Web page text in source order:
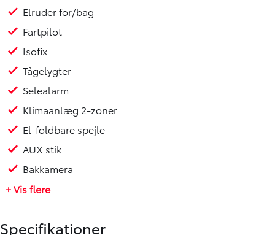
- Touchskærm
- Bluetooth
- LED kørelys
- Nøglefri betjening
- Vejbaneassistent
- Apple CarPlay
- Elruder for/bag
- Fartpilot
- Isofix
- Tågelygter
- Selealarm
- Klimaanlæg 2-zoner
- El-foldbare spejle
- Håndfri telefon
Elruder for/bag
Fartpilot
Isofix
Tågelygter
Selealarm
Klimaanlæg 2-zoner
El-foldbare spejle
AUX stik
Bakkamera
+ Vis flere
Specifikationer